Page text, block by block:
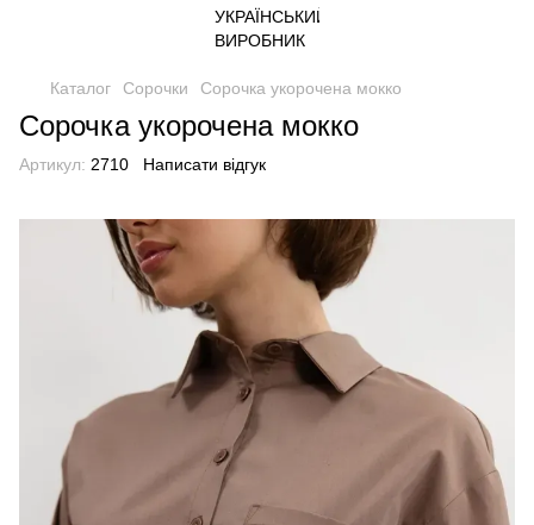
Каталог Сорочки Сорочка укорочена мокко
Сорочка укорочена мокко
Артикул: 2710 Написати відгук